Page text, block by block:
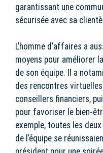
garantissant une
sécurisée avec sa
L’homme d’affaires a
moyens pour améliorer
de son équipe. Il a
des rencontres
conseillers financiers,
pour favoriser le bien-
exemple, toutes les
de l’équipe se